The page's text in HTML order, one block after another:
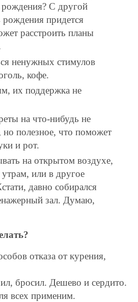
рождения? С другой
придется
расстроить планы
ненужных стимулов
кофе.
их поддержка не
на что-нибудь не
но полезное, что поможет
и рот.
на открытом воздухе,
утрам, или в другое
давно собирался
зал. Думаю,
отказа от курения,
бросил. Дешево и сердито.
всех применим.